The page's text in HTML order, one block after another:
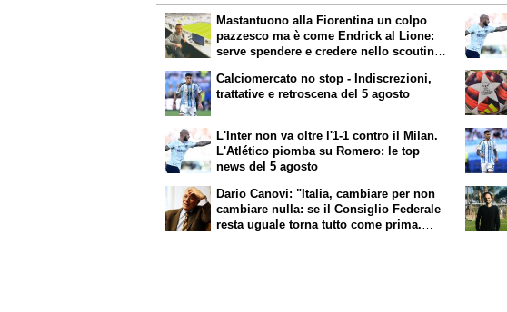
Mastantuono alla Fiorentina un colpo
pazzesco ma è come Endrick al Lione:
serve spendere e credere nello scouting
attenzione perché qualcosa sta
cambiando davvero
Calciomercato no stop - Indiscrezioni,
trattative e retroscena del 5 agosto
L'Inter non va oltre l'1-1 contro il Milan.
L'Atlético piomba su Romero: le top
news del 5 agosto
Dario Canovi: "Italia, cambiare per non
cambiare nulla: se il Consiglio Federale
resta uguale torna tutto come prima.